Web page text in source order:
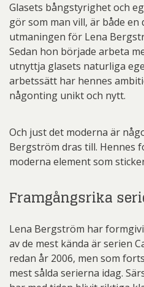
Glasets bångstyrighet och
gör som man vill, är både en
utmaningen för Lena
Sedan hon började arbeta
utnyttja glasets naturliga
arbetssätt har hennes
någonting unikt och nytt.
Och just det moderna är
Bergström dras till. Hennes
moderna element som
Framgångsrika
Lena Bergström har
av de mest kända är serien
redan år 2006, men som
mest sålda serierna idag.